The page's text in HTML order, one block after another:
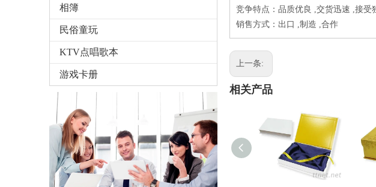
相簿
民俗童玩
KTV点唱歌本
游戏卡册
竞争特点：品质优良 ,交货迅速 ,接受
销售方式：出口 ,制造 ,合作
上一条:
相关产品